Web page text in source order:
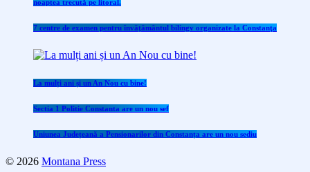
noaptea trecută pe litoral.
7 centre de examen pentru învăţământul bilingv organizate la Constanţa
La mulți ani și un An Nou cu bine!
Sectia 1 Politie Constanta are un nou sef
Uniunea Județeană a Pensionarilor din Constanța are un nou sediu
© 2026 Montana Press